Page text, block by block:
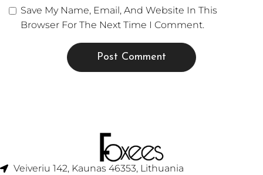
Save My Name, Email, And Website In This
Browser For The Next Time I Comment.
Veiveriu 142, Kaunas 46353, Lithuania​